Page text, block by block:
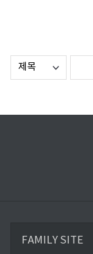
FAMILY SITE
한국환경공단